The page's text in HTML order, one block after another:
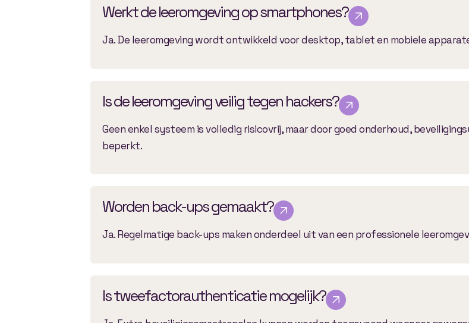
Werkt de leeromgeving op smartphones?
Ja. De leeromgeving wordt ontwikkeld voor desktop, tablet en mobiele
Is de leeromgeving veilig tegen hackers?
Geen enkel systeem is volledig risicovrij, maar door goed onderhoud,
beperkt.
Worden back-ups gemaakt?
Ja. Regelmatige back-ups maken onderdeel uit van een professionele
Is tweefactorauthenticatie mogelijk?